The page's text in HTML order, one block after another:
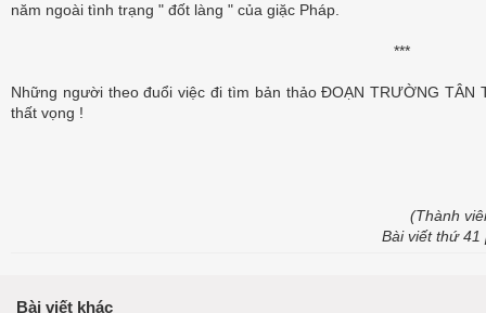
năm ngoài tình trạng " đốt làng " của giặc Pháp.
***
Những người theo đuổi việc đi tìm bản thảo ĐOẠN TRƯỜNG
thất vọng !
(Thành
Bài viết thứ 41